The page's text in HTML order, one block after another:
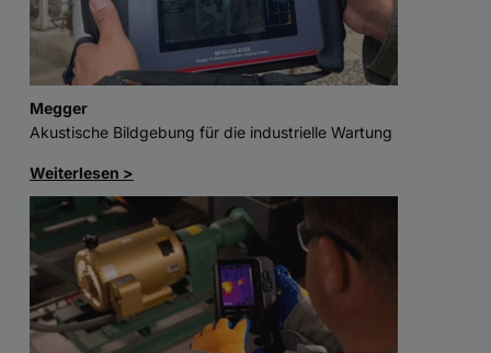
Megger
Akustische Bildgebung für die industrielle Wartung
Weiterlesen >